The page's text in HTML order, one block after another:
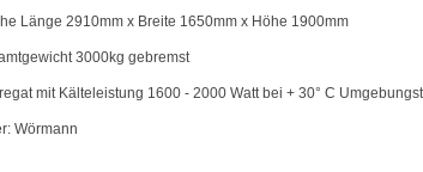
Länge 2910mm x Breite 1650mm x Höhe 1900mm
3000kg gebremst
mit Kälteleistung 1600 - 2000 Watt bei + 30° C
Wörmann